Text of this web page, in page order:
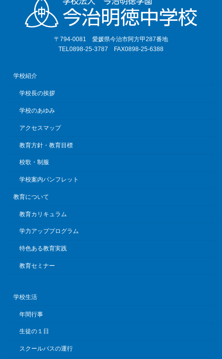
〒794-0081 愛媛県今治市阿方甲287番地
TEL0898-25-3787 FAX0898-25-6388
学校紹介
学校長の挨拶
学校のあゆみ
アクセスマップ
教育方針・教育目標
校歌・制服
学校案内パンフレット
教育について
教育カリキュラム
学力アッププログラム
特色ある教育実践
教育セミナー
学校生活
年間行事
生徒の１日
スクールバスの運行